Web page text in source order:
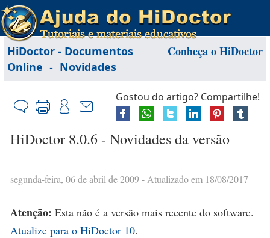
Conheça o HiDoctor
HiDoctor - Documentos
Online - Novidades
Gostou do artigo? Compartilhe!
HiDoctor 8.0.6 - Novidades da versão
segunda-feira, 06 de abril de 2009- Atualizado em 18/08/2017
Atenção: Esta não é a versão mais recente do software.
Atualize para o HiDoctor 10.